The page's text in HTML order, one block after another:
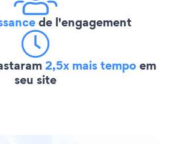
de l'engagement
2,5x mais tempoem
seu site